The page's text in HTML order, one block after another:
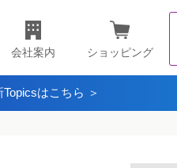
会社案内 ショッピング
はこちら ＞